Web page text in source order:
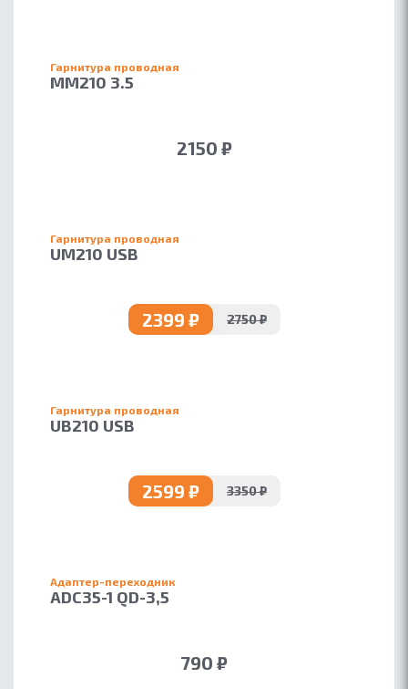
Гарнитура проводная
MM210 3.5
2150 ₽
Гарнитура проводная
UM210 USB
2399 ₽ 2750 ₽
Гарнитура проводная
UB210 USB
2599 ₽ 3350 ₽
Адаптер-переходник
ADC35-1 QD-3,5
790 ₽